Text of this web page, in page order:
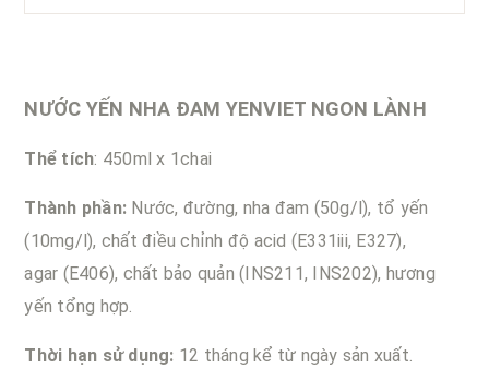
NƯỚC YẾN NHA ĐAM YENVIET NGON LÀNH
Thể tích: 450ml x 1chai
Thành phần: Nước, đường, nha đam (50g/l), tổ yến
(10mg/l), chất điều chỉnh độ acid (E331iii, E327),
agar (E406), chất bảo quản (INS211, INS202), hương
yến tổng hợp.
Thời hạn sử dụng: 12 tháng kể từ ngày sản xuất.